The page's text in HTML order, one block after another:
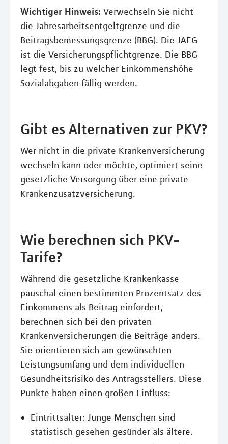
Wichtiger Hinweis: Verwechseln Sie nicht
die Jahresarbeitsentgeltgrenze und die
Beitragsbemessungsgrenze (BBG). Die JAEG
ist die Versicherungspflichtgrenze. Die BBG
legt fest, bis zu welcher Einkommenshöhe
Sozialabgaben fällig werden.
Gibt es Alternativen zur PKV?
Wer nicht in die private Krankenversicherung
wechseln kann oder möchte, optimiert seine
gesetzliche Versorgung über eine private
Krankenzusatzversicherung.
Wie berechnen sich PKV-
Tarife?
Während die gesetzliche Krankenkasse
pauschal einen bestimmten Prozentsatz des
Einkommens als Beitrag einfordert,
berechnen sich bei den privaten
Krankenversicherungen die Beiträge anders.
Sie orientieren sich am gewünschten
Leistungsumfang und dem individuellen
Gesundheitsrisiko des Antragsstellers. Diese
Punkte haben einen großen Einfluss:
Eintrittsalter: Junge Menschen sind
statistisch gesehen gesünder als ältere.